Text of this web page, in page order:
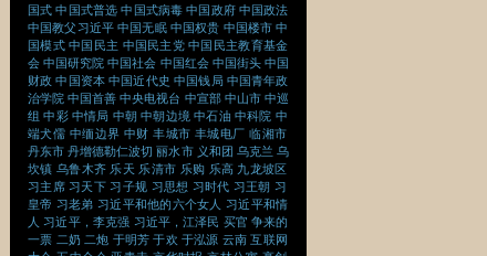
国式 中国式普选 中国式病毒 中国政府 中国政法
中国教父习近平 中国无眠 中国权贵 中国楼市 中
国模式 中国民主 中国民主党 中国民主教育基金
会 中国研究院 中国社会 中国红会 中国街头 中国
财政 中国资本 中国近代史 中国钱局 中国青年政
治学院 中国首善 中央电视台 中宣部 中山市 中巡
组 中彩 中情局 中朝 中朝边境 中石油 中科院 中
端犬儒 中缅边界 中财 丰城市 丰城电厂 临湘市
丹东市 丹增德勒仁波切 丽水市 义和团 乌克兰 乌
坎镇 乌鲁木齐 乐天 乐清市 乐购 乐高 九龙坡区
习主席 习天下 习子规 习思想 习时代 习王朝 习
皇帝 习老弟 习近平和他的六个女人 习近平和情
人 习近平，李克强 习近平，江泽民 买官 争来的
一票 二奶 二炮 于明芳 于欢 于泓源 云南 互联网